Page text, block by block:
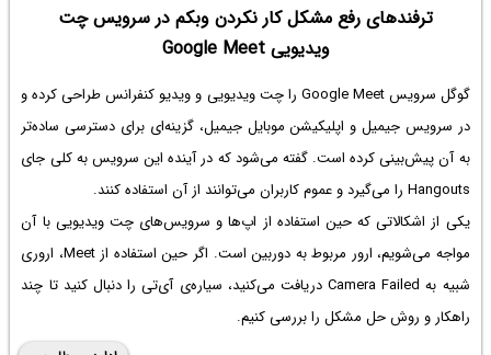
ترفندهای رفع مشکل کار نکردن وبکم در سرویس چت
ویدیویی Google Meet
گوگل سرویس Google Meet را چت ویدیویی و ویدیو کنفرانس طراحی کرده و
در سرویس جیمیل و اپلیکیشن موبایل جیمیل، گزینه‌ای برای دسترسی ساده‌تر
به آن پیش‌بینی کرده است. گفته می‌شود که در آینده این سرویس به کلی جای
Hangouts را می‌گیرد و عموم کاربران می‌توانند از آن استفاده کنند.
یکی از اشکالاتی که حین استفاده از اپ‌ها و سرویس‌های چت ویدیویی با آن
مواجه می‌شویم، ارور مربوط به دوربین است. اگر حین استفاده از Meet، اروری
شبیه به Camera Failed دریافت می‌کنید، سیاره‌ی آی‌تی را دنبال کنید تا چند
راهکار و روش حل مشکل را بررسی کنیم.